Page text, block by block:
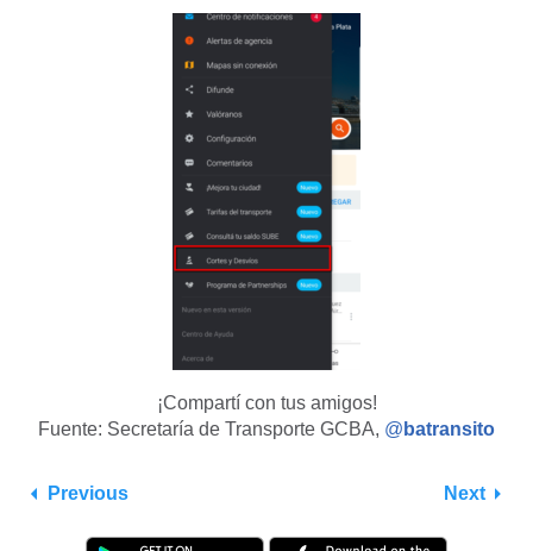
¡Compartí con tus amigos!
Fuente: Secretaría de Transporte GCBA, @ batransito
Previous Next